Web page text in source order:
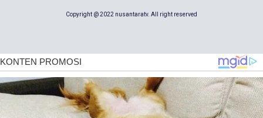
Copyright @ 2022 nusantaratv. All right reserved